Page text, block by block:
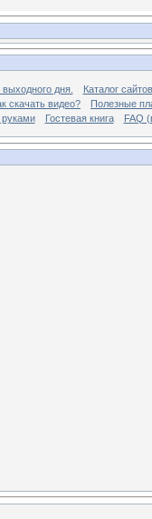
выходного дня.
Каталог сайтов
скачать видео?
Полезные
Гостевая книга FAQ